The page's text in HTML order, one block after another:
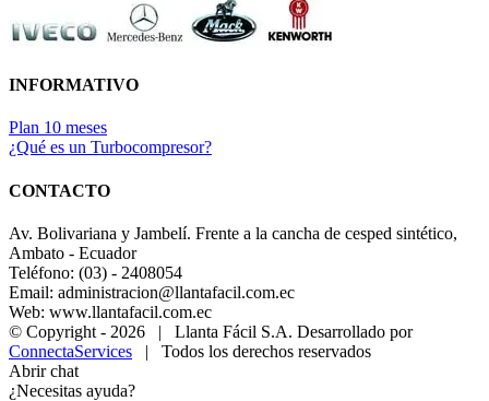
INFORMATIVO
Plan 10 meses
¿Qué es un Turbocompresor?
CONTACTO
Av. Bolivariana y Jambelí. Frente a la cancha de cesped sintético,
Ambato - Ecuador
Teléfono: (03) - 2408054
Email: administracion@llantafacil.com.ec
Web: www.llantafacil.com.ec
© Copyright - 2026 | Llanta Fácil S.A. Desarrollado por
ConnectaServices | Todos los derechos reservados
Abrir chat
¿Necesitas ayuda?